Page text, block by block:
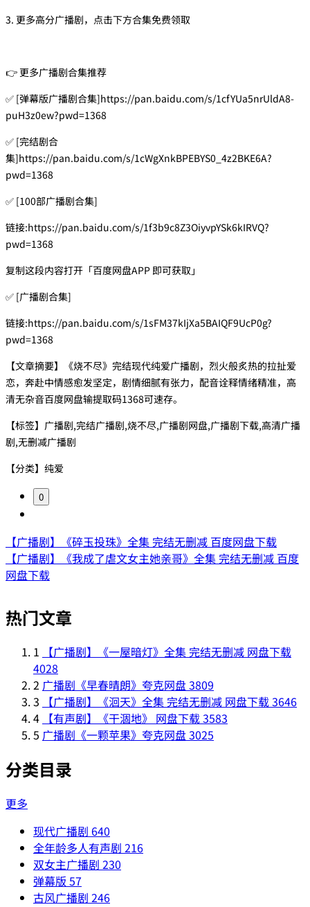
3. 更多高分广播剧，点击下方合集免费领取
👉 更多广播剧合集推荐
✅ [弹幕版广播剧合集]https://pan.baidu.com/s/1cfYUa5nrUldA8-
puH3z0ew?pwd=1368
✅ [完结剧合
集]https://pan.baidu.com/s/1cWgXnkBPEBYS0_4z2BKE6A?
pwd=1368
✅ [100部广播剧合集]
链接:https://pan.baidu.com/s/1f3b9c8Z3OiyvpYSk6kIRVQ?
pwd=1368
复制这段内容打开「百度网盘APP 即可获取」
✅ [广播剧合集]
链接:https://pan.baidu.com/s/1sFM37kIjXa5BAIQF9UcP0g?
pwd=1368
【文章摘要】《烧不尽》完结现代纯爱广播剧，烈火般炙热的拉扯爱
恋，奔赴中情感愈发坚定，剧情细腻有张力，配音诠释情绪精准，高
清无杂音百度网盘输提取码1368可速存。
【标签】广播剧,完结广播剧,烧不尽,广播剧网盘,广播剧下载,高清广播
剧,无删减广播剧
【分类】纯爱
0
【广播剧】《碎玉投珠》全集 完结无删减 百度网盘下载
【广播剧】《我成了虐文女主她亲哥》全集 完结无删减 百度
网盘下载
热门文章
1
【广播剧】《一屋暗灯》全集 完结无删减 网盘下载
4028
2 广播剧《早春晴朗》夸克网盘3809
3
【广播剧】《洄天》全集 完结无删减 网盘下载3646
4 【有声剧】《干涸地》 网盘下载3583
5 广播剧《一颗苹果》夸克网盘3025
分类目录
更多
现代广播剧 640
全年龄多人有声剧 216
双女主广播剧 230
弹幕版 57
古风广播剧 246